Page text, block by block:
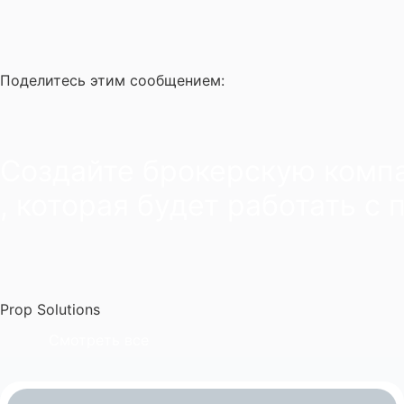
Поделитесь этим сообщением:
Prop Solutions